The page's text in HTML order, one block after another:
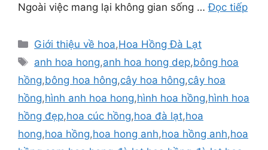
Ngoài việc mang lại không gian sống …Đọc tiếp
Danh
mục
Giới thiệu về hoa,Hoa Hồng Đà Lạt
Thẻ
anh hoa hong,anh hoa hong dep,bông hoa
hồng,bông hoa hông,cây hoa hông,cây hoa
hồng,hình anh hoa hong,hình hoa hồng,hình hoa
hồng đẹp,hoa cúc hồng,hoa đà lạt,hoa
hong,hoa hồng,hoa hong anh,hoa hồng anh,hoa